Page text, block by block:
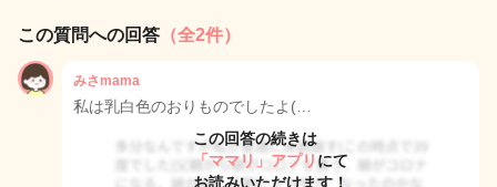
この質問への回答 （全2件）
みさmama
私は乳白色のおりものでしたよ(…
この回答の続きは
「ママリ」アプリ にて
お読みいただけます！